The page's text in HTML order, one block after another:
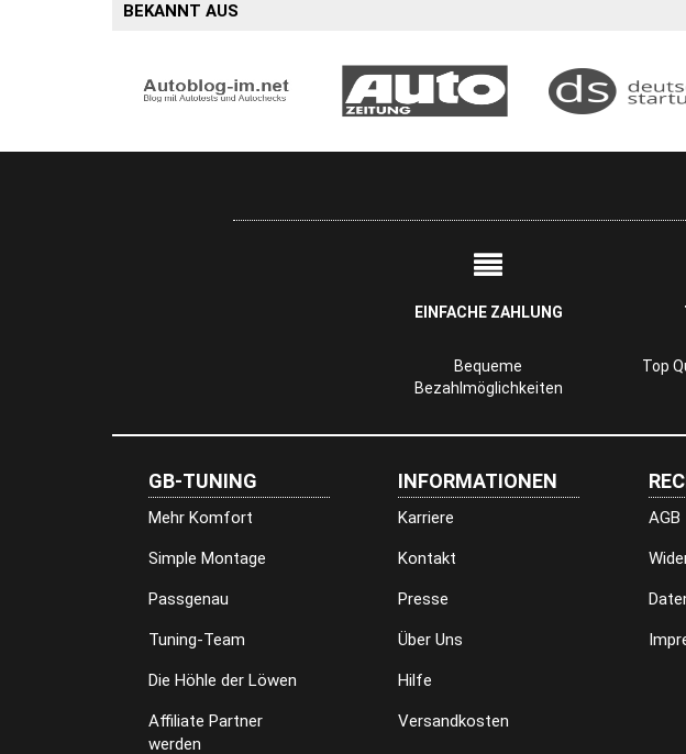
BEKANNT AUS
EINFACHE ZAHLUNG
Bequeme
Bezahlmöglichkeiten
Top
GB-TUNING
Mehr Komfort
Simple Montage
Passgenau
Tuning-Team
Die Höhle der Löwen
Affiliate Partner
werden
INFORMATIONEN
Karriere
Kontakt
Presse
Über Uns
Hilfe
Versandkosten
AGB